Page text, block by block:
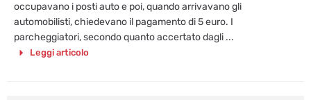
occupavano i posti auto e poi, quando arrivavano gli
automobilisti, chiedevano il pagamento di 5 euro. I
parcheggiatori, secondo quanto accertato dagli ...
Leggi articolo